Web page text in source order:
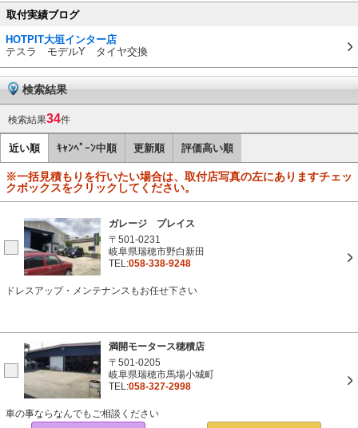
取付実績ブログ
HOTPIT大垣インター店
テスラ モデルY タイヤ交換
検索結果
検索結果34件
近い順 ｷｬﾝﾍﾟｰﾝ中順 更新順 評価高い順
※一括見積もりを行いたい場合は、取付店写真の左にありますチェッ
クボックスをクリックしてください。
ガレージ プレイス
〒501-0231
岐阜県瑞穂市野白新田
TEL:058-338-9248
ドレスアップ・メンテナンスもお任せ下さい
満開モータース穂積店
〒501-0205
岐阜県瑞穂市馬場小城町
TEL:058-327-2998
車の事ならなんでもご相談ください